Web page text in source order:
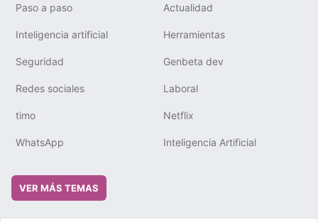
Paso a paso Actualidad
Inteligencia artificial Herramientas
Seguridad Genbeta dev
Redes sociales Laboral
timo Netflix
WhatsApp Inteligencia Artificial
VER MÁS TEMAS